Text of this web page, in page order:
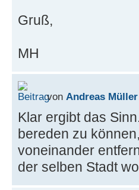
Gruß,
MH
von Andreas Müller
Klar ergibt das
bereden zu
voneinander
der selben Stadt